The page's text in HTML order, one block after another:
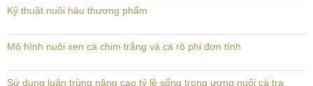
Kỹ thuật nuôi hàu thương phẩm
Mô hình nuôi xen cá chim trắng và cá rô phi đơn tính
Sử dụng luân trùng nâng cao tỷ lệ sống trong ương nuôi cá tra